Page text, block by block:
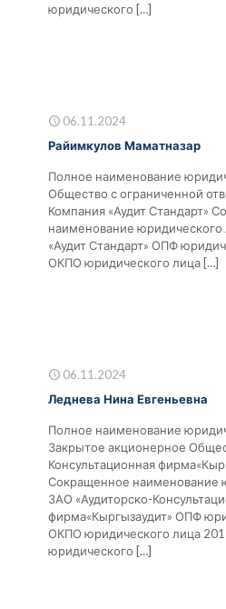
юридического […]
06.11.2024
Райимкулов Маматназар
Полное наименование
Общество с ограниченной
Компания «Аудит Стандарт»
наименование
«Аудит Стандарт» ОПФ
ОКПО юридического лица[…]
06.11.2024
Леднева Нина Евгеньевна
Полное наименование
Закрытое акционерное
Консультационная
Сокращенное наименование
ЗАО «Аудиторско-
фирма«Кыргызаудит» ОПФ
ОКПО юридического лица
юридического […]